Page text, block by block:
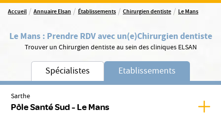
Accueil / Annuaire Elsan / Établissements / Chirurgien dentiste / Le Mans
Le Mans: Prendre RDV avec un(e)Chirurgien dentiste
Trouver un Chirurgien dentiste au sein des cliniques ELSAN
Spécialistes Etablissements
Sarthe
Pôle Santé Sud - Le Mans